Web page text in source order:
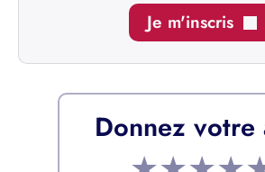
Je m'inscris
Donnez votre